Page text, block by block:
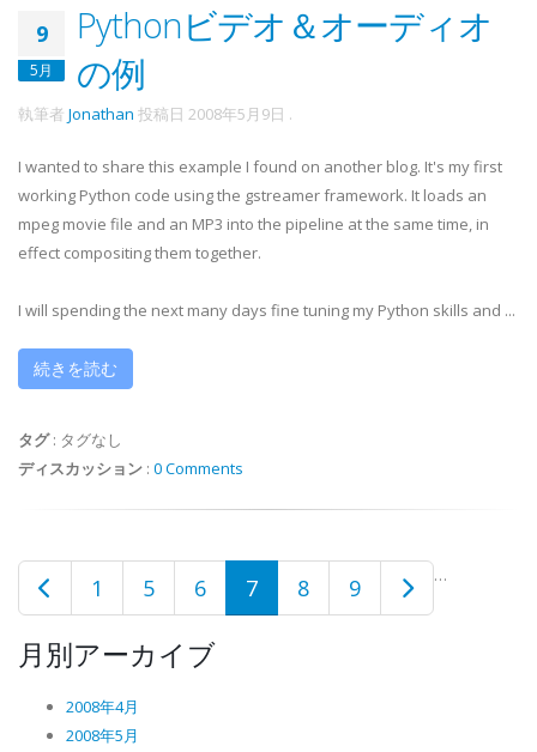
9
5月
Pythonビデオ＆オーディオ
の例
執筆者 Jonathan 投稿日 2008年5月9日 .
I wanted to share this example I found on another blog. It's my first
working Python code using the gstreamer framework. It loads an
mpeg movie file and an MP3 into the pipeline at the same time, in
effect compositing them together.
I will spending the next many days fine tuning my Python skills and ...
続きを読む
タグ: タグなし
ディスカッション : 0 Comments
1 …
5 6 7 8 9
月別アーカイブ
2008年4月
2008年5月